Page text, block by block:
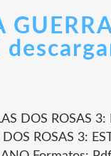
DOS ROSAS
DOS ROSAS 3: